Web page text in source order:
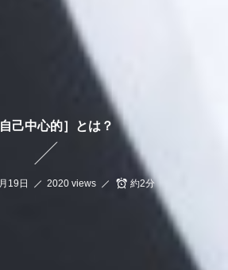
自己中心的］とは？
19日 2020 views 約2分